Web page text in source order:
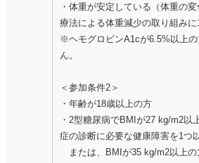
・体重が安定している（体重の
療法による体重減少の取り組み
※ヘモグロビンA1cが6.5%以上
ん。
＜参加条件2＞
・年齢が18歳以上の方
・2型糖尿病でBMIが27 kg/m2以
症の診断に必要な健康障害を1つ
または、BMIが35 kg/m2以上の